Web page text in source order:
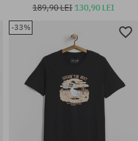
189,90 LEI 130,90 LEI
-33%